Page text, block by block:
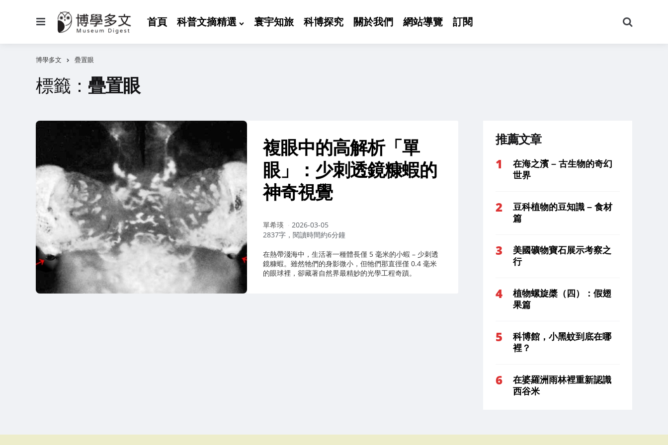
首頁 科普文摘精選 寰宇知旅 科博探究 關於我們 網站導覽 訂閱
尋
博學多文 疊置眼
標籤： 疊置眼
複眼中的高解析「單
眼」：少刺透鏡糠蝦的
神奇視覺
作
者：
單希瑛
2026-03-05
2837字，閱讀時間約6分鐘
在熱帶淺海中，生活著一種體長僅 5 毫米的小蝦 – 少刺透
鏡糠蝦。雖然牠們的身影微小，但牠們那直徑僅 0.4 毫米
的眼球裡，卻藏著自然界最精妙的光學工程奇蹟。
推薦文章
在海之濱 – 古生物的奇幻
世界
豆科植物的豆知識 – 食材
篇
美國礦物寶石展示考察之
行
植物螺旋槳（四）：假翅
果篇
科博館，小黑蚊到底在哪
裡？
在婆羅洲雨林裡重新認識
西谷米